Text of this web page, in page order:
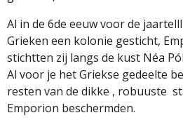
Al in de 6de eeuw voor de
Grieken een kolonie gesticht,
stichtten zij langs de kust Néa
Al voor je het Griekse gedeelte
resten van de dikke , robuuste
Emporion beschermden.